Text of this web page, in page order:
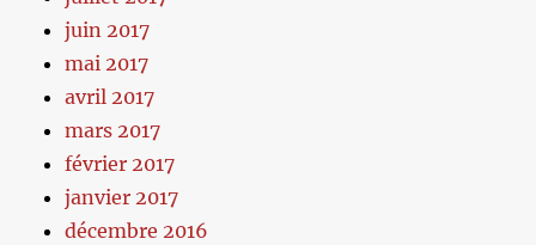
juin 2017
mai 2017
avril 2017
mars 2017
février 2017
janvier 2017
décembre 2016